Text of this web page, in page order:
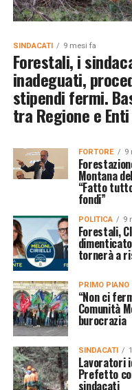
SINDACATI 9 mesi fa
Forestali, i
inadeguati,
stipendi fermi.
tra Regione e
FORTORE 9
Montana
“Fatto
fondi”
POLITICA 9
Forestali,
tornerà a
PRIMO PIANO
“Non ci
Comunità
burocrazia
SINDACATI
Lavoratori
Prefetto
sindacati